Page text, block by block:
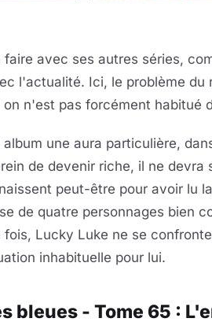
faire avec ses autres séries,
l'actualité. Ici, le problème du
n'est pas forcément habitué
une aura particulière,
de devenir riche, il ne
peut-être pour avoir lu
de quatre personnages bien
Lucky Luke ne se
inhabituelle pour lui.
bleues - Tome 65 :